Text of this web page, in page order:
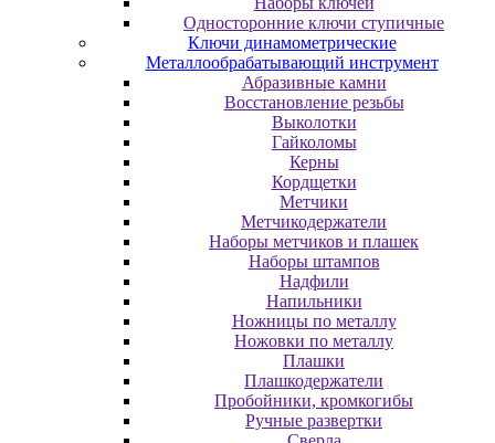
Односторонние ключи ступичные
Ключи динамометрические
Металлообрабатывающий инструмент
Абразивные камни
Восстановление резьбы
Выколотки
Гайколомы
Керны
Кордщетки
Метчики
Метчикодержатели
Наборы метчиков и плашек
Наборы штампов
Надфили
Напильники
Ножницы по металлу
Ножовки по металлу
Плашки
Плашкодержатели
Пробойники, кромкогибы
Ручные развертки